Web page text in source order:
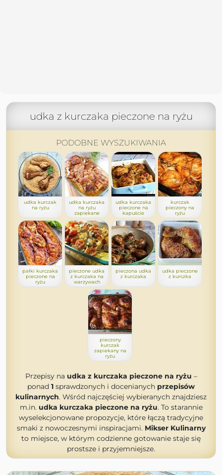
udka z kurczaka pieczone na ryżu
PODOBNE WYSZUKIWANIA
udka kurczak
na ryżu
udka kurczaka
na ryżu
zapiekane
udka kurczaka
pieczone na
kapuście
kurczak
pieczony na
ryżu
pałki kurczaka
pieczone na
ryżu
pieczone udka
z kurczaka na
warzywach
pieczona udka
z kurczaka
udka pieczone
z kurczka
pieczony
kurczak
zapiekany na
ryżu
Przepisy na udka z kurczaka pieczone na ryżu –
ponad 1 sprawdzonych i docenianych przepisów
kulinarnych. Wśród najczęściej wybieranych znajdziesz
m.in. udka kurczaka pieczone na ryżu. To starannie
wyselekcjonowane propozycje, które łączą tradycyjne
smaki z nowoczesnymi inspiracjami. Mikser Kulinarny
to miejsce, w którym codzienne gotowanie staje się
prostsze i przyjemniejsze.